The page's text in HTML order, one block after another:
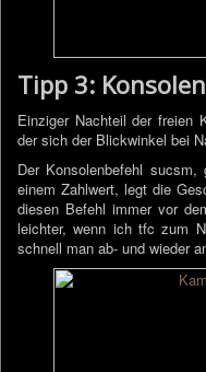
Tipp 3:
Einziger Nachteil der freien
der sich der Blickwinkel bei
Der Konsolenbefehl
einem Zahlwert, legt die
diesen Befehl immer vor
leichter, wenn ich tfc zum
schnell man ab- und wieder